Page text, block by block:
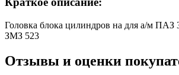
Головка блока цилиндров на для а/м ПАЗ
ЗМЗ 523
Отзывы и оценки